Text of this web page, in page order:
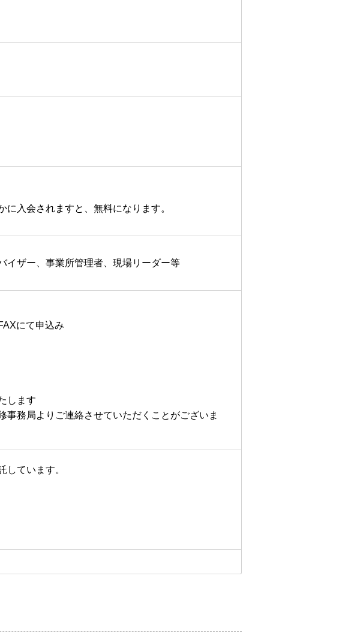
入会されますと、無料になります。
イザー、事業所管理者、現場リーダー等
にて申込み
します
務局よりご連絡させていただくことがございま
しています。